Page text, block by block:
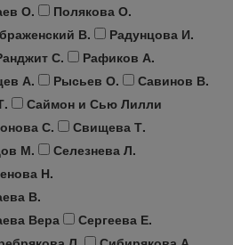
О.
Полякова О.
В.
Радунцова И.
С.
Рафиков А.
А. Рысьев О.
Савинов В.
Саймон и Сью Лилли
С.
Свищева Т.
М.
Селезнева Л.
Н.
В.
Вера
Сергеева Е.